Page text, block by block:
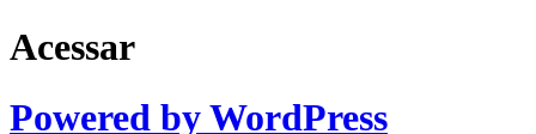
Acessar
Powered by WordPress